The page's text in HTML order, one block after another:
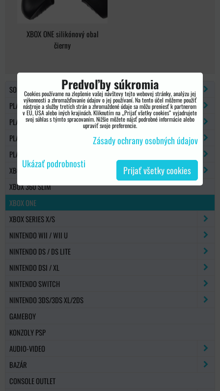
XBOX ONE silikónový obal
čierny
SONY PSP
PLAYSTATION 2
PLAYSTATION 3
PLAYSTATION 4
PLAYSTATION 5
XBOX 360
XBOX 360 SLIM
XBOX ONE
XBOX SERIES X/S
NINTENDO WII / WII U
NINTENDO DS / DS LITE
NINTENDO DSI / XL
NINTENDO SWITCH
NINTENDO 3DS/3DS XL/2DS
GAMEBOY
KONZOLY PSP
AUDIO-VIDEO
BAZÁR
CONSOLE OUTLET
Predvoľby súkromia
Cookies používame na zlepšenie vašej návštevy tejto webovej stránky, analýzu jej
výkonnosti a zhromažďovanie údajov o jej používaní. Na tento účel môžeme použiť
nástroje a služby tretích strán a zhromaždené údaje sa môžu preniesť k partnerom
v EÚ, USA alebo iných krajinách. Kliknutím na „Prijať všetky cookies“ vyjadrujete
svoj súhlas s týmto spracovaním. Nižšie môžete nájsť podrobné informácie alebo
upraviť svoje preferencie.
Zásady ochrany osobných údajov
Ukázať podrobnosti
Prijať všetky cookies